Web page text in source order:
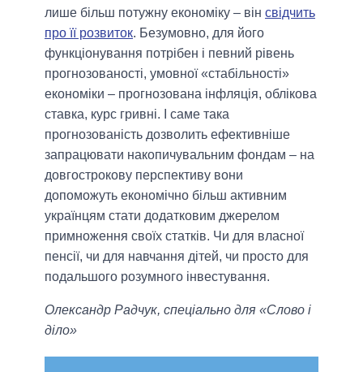
лише більш потужну економіку – він свідчить
про її розвиток. Безумовно, для його
функціонування потрібен і певний рівень
прогнозованості, умовної «стабільності»
економіки – прогнозована інфляція, облікова
ставка, курс гривні. І саме така
прогнозованість дозволить ефективніше
запрацювати накопичувальним фондам – на
довгострокову перспективу вони
допоможуть економічно більш активним
українцям стати додатковим джерелом
примноження своїх статків. Чи для власної
пенсії, чи для навчання дітей, чи просто для
подальшого розумного інвестування.
Олександр Радчук, спеціально для «Слово і
діло»